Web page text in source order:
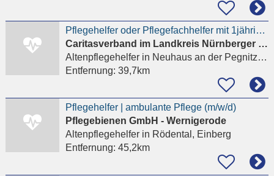
Pflegehelfer oder Pflegefachhelfer mit 1jähriger Ausbildung (m/w/d)
Caritasverband im Landkreis Nürnberger Land e. V.
Altenpflegehelferin Neuhaus an der Pegnitz, Finstermühle
Entfernung: 39,7km
Pflegehelfer | ambulante Pflege (m/w/d)
Pflegebienen GmbH - Wernigerode
Altenpflegehelferin Rödental, Einberg
Entfernung: 45,2km